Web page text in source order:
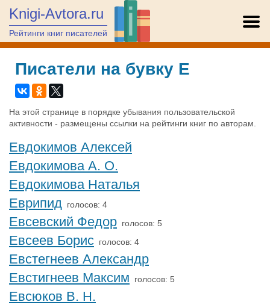
Knigi-Avtora.ru
Рейтинги книг писателей
Писатели на бувку Е
На этой странице в порядке убывания пользовательской
активности - размещены ссылки на рейтинги книг по авторам.
Евдокимов Алексей
Евдокимова А. О.
Евдокимова Наталья
Еврипид голосов: 4
Евсевский Федор голосов: 5
Евсеев Борис голосов: 4
Евстегнеев Александр
Евстигнеев Максим голосов: 5
Евсюков В. Н.